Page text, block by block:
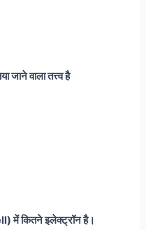
जाने वाला तत्त्व है
में कितने इलेक्ट्रॉन है।